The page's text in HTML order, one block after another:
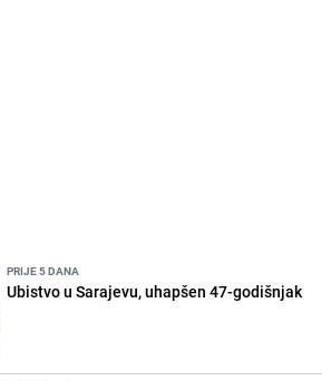
PRIJE 5 DANA
Ubistvo u Sarajevu, uhapšen 47-godišnjak